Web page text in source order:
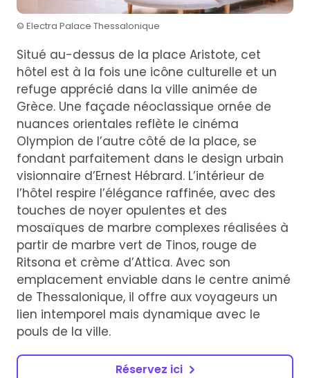
© Electra Palace Thessalonique
Situé au-dessus de la place Aristote, cet
hôtel est à la fois une icône culturelle et un
refuge apprécié dans la ville animée de
Grèce. Une façade néoclassique ornée de
nuances orientales reflète le cinéma
Olympion de l’autre côté de la place, se
fondant parfaitement dans le design urbain
visionnaire d’Ernest Hébrard. L’intérieur de
l’hôtel respire l’élégance raffinée, avec des
touches de noyer opulentes et des
mosaïques de marbre complexes réalisées à
partir de marbre vert de Tinos, rouge de
Ritsona et crème d’Attica. Avec son
emplacement enviable dans le centre animé
de Thessalonique, il offre aux voyageurs un
lien intemporel mais dynamique avec le
pouls de la ville.
Réservez ici